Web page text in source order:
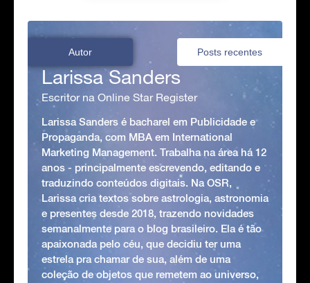
Autor Posts recentes
Larissa Sanders
Escritor na Online Star Register
Larissa Sanders é bacharel em Publicidade e
Propaganda, com MBA em International
Marketing Management. Trabalha na área há 12
anos - principalmente escrevendo, editando e
traduzindo conteúdos digitais. Na OSR,
Larissa cria textos sobre astrologia, astronomia
e presentes desde 2018, trazendo novidades
semanalmente para o blog brasileiro. Ela é tão
apaixonada pelo céu, que decidiu ter uma
estrela pra chamar de sua, além de uma
coleção de objetos que remetem ao universo,